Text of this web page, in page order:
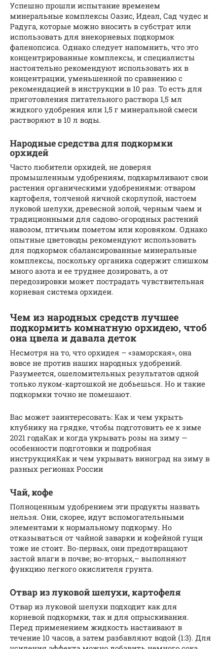
Успешно прошли испытание временем
минеральные комплексы Оазис, Идеал, Сад чудес и
Радуга, которые можно вносить в субстрат или
использовать для внекорневых подкормок
фаленопсиса. Однако следует напомнить, что это
концентрированные комплексы, и специалисты
настоятельно рекомендуют использовать их в
концентрации, уменьшенной по сравнению с
рекомендацией в инструкции в 10 раз. То есть для
приготовления питательного раствора 1,5 мл
жидкого удобрения или 1,5 г минеральной смеси
растворяют в 10 л воды.
Народные средства для подкормки
орхидей
Часто любители орхидей, не доверяя
промышленным удобрениям, подкармливают свои
растения органическими удобрениями: отваром
картофеля, толченой яичной скорлупой, настоем
луковой шелухи, древесной золой, черным чаем и
традиционными для садово-огородных растений
навозом, птичьим пометом или коровяком. Однако
опытные цветоводы рекомендуют использовать
для подкормок сбалансированные минеральные
комплексы, поскольку органика содержит слишком
много азота и ее труднее дозировать, а от
передозировки может пострадать чувствительная
корневая система орхидеи.
Чем из народных средств лучшее
подкормить комнатную орхидею, чтоб
она цвела и давала деток
Несмотря на то, что орхидея – «заморская», она
вовсе не против наших народных удобрений.
Разумеется, ошеломительных результатов одной
только луком-картошкой не добьешься. Но и такие
подкормки точно не помешают.
Вас может заинтересовать: Как и чем укрыть
клубнику на грядке, чтобы подготовить ее к зиме
2021 годаКак и когда укрывать розы на зиму —
особенности подготовки и подробная
инструкцияКак и чем укрывать виноград на зиму в
разных регионах России
Чай, кофе
Полноценным удобрением эти продукты назвать
нельзя. Они, скорее, идут вспомогательными
элементами к нормальному подкорму. Но
отказываться от чайной заварки и кофейной гущи
тоже не стоит. Во-первых, они предотвращают
застой влаги в почве; во-вторых,– выполняют
функцию легкого окислителя грунта.
Отвар из луковой шелухи, картофеля
Отвар из луковой шелухи подходит как для
корневой подкормки, так и для опрыскивания.
Перед применением жидкость настаивают в
течение 10 часов, а затем разбавляют водой (1:3). Для